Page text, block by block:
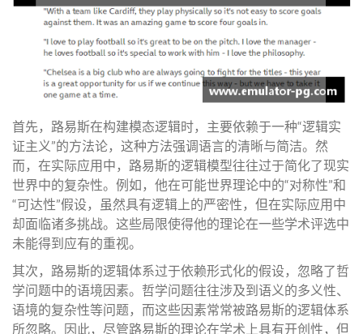
首先，路易斯在构建模态逻辑时，主要依赖于一种“逻辑实
证主义”的方法论，这种方法强调语言的清晰与简洁。然
而，在实际应用中，路易斯的逻辑模型往往过于简化了现实
世界中的复杂性。例如，他在可能世界理论中的“对称性”和
“可达性”假设，虽然具有逻辑上的严密性，但在实际应用中
却面临诸多挑战。这些局限使得他的理论在一些学术评选中
未能得到应有的重视。
其次，路易斯的逻辑体系过于依赖形式化的假设，忽略了哲
学问题中的语境因素。哲学问题往往涉及到语义的多义性、
语境的复杂性等问题，而这些因素常常被路易斯的逻辑体系
所忽略。因此，尽管路易斯的理论在学术上具有开创性，但